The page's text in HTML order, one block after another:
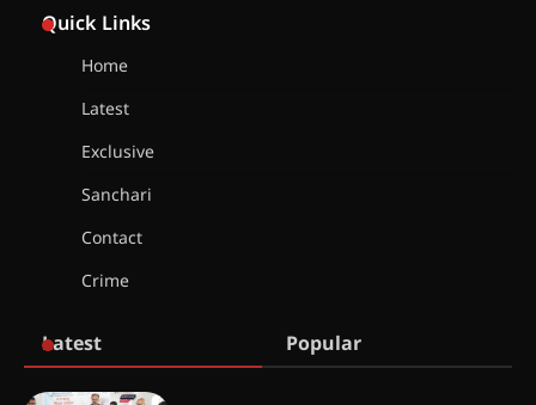
Quick Links
Home
Latest
Exclusive
Sanchari
Contact
Crime
Latest Popular